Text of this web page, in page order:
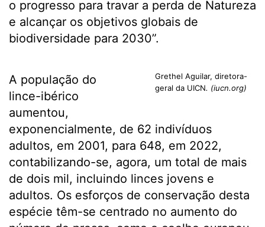
o progresso para travar a perda de Natureza
e alcançar os objetivos globais de
biodiversidade para 2030”.
Grethel Aguilar, diretora-
geral da UICN. (iucn.org)
A população do
lince-ibérico
aumentou,
exponencialmente, de 62 indivíduos
adultos, em 2001, para 648, em 2022,
contabilizando-se, agora, um total de mais
de dois mil, incluindo linces jovens e
adultos. Os esforços de conservação desta
espécie têm-se centrado no aumento do